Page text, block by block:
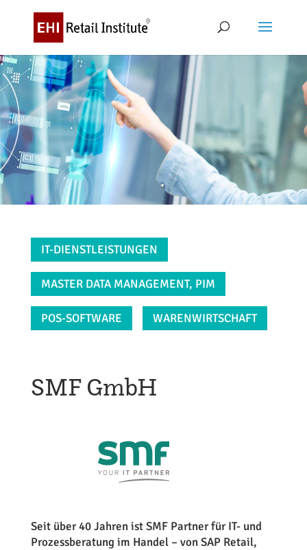
IT-DIENSTLEISTUNGEN
MASTER DATA MANAGEMENT, PIM
POS-SOFTWARE WARENWIRTSCHAFT
SMF GmbH
Seit über 40 Jahren ist SMF Partner für IT- und
Prozessberatung im Handel – von SAP Retail,